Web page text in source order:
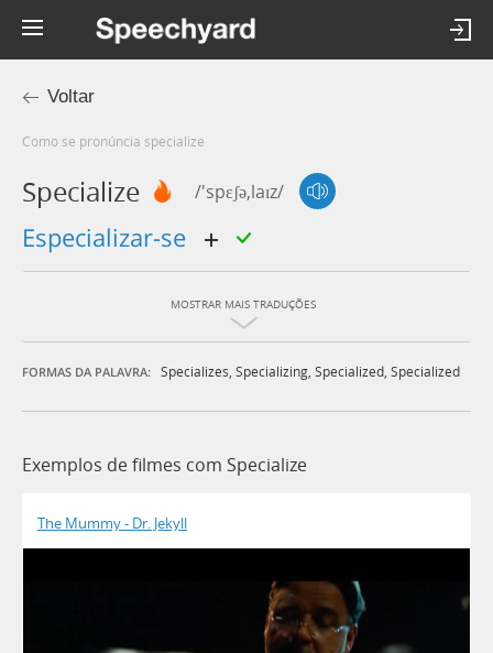
Voltar
Como se pronúncia specialize
Specialize /'spɛʃə,laɪz/
especializar-se
MOSTRAR MAIS TRADUÇÕES
FORMAS DA PALAVRA: Specializes, Specializing, Specialized, Specialized
Exemplos de filmes com Specialize
The Mummy - Dr. Jekyll